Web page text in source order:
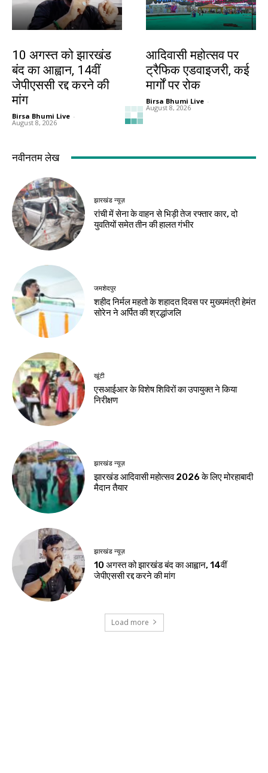
10 अगस्त को झारखंड
बंद का आह्वान, 14वीं
जेपीएससी रद्द करने की
मांग
Birsa Bhumi Live -
August 8, 2026
आदिवासी महोत्सव पर
ट्रैफिक एडवाइजरी, कई
मार्गों पर रोक
Birsa Bhumi Live -
August 8, 2026
झारखंड न्यूज़
JSSC-JPSC गड़बड़ी
के खिलाफ छात्रों का
घेराव मार्च
Birsa Bhumi Live
August 8, 2026
झारखंड न्यूज़
10 अगस्त को विधानसभा
करियर
मर्चेंट नेवी में कैसे बनाएं
करियर, कौन-सी पढ़ाई
जरूरी और कितनी मिलती
है सैलरी?
Birsa Bhumi Live -
August 8, 2026
नवीनतम लेख
रांची में सेना के वाहन से भिड़ी तेज रफ्तार कार, दो
युवतियों समेत तीन की हालत गंभीर
जमशेदपुर